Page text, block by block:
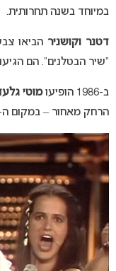
במיוחד בשנה תחרותית.
דטנר וקושניר
“שיר הבטלנים”. הם הגיעו
ב-1986 הופיעו מוטי
הרחק מאחור – במקום ה-19 עם 7 נקודות